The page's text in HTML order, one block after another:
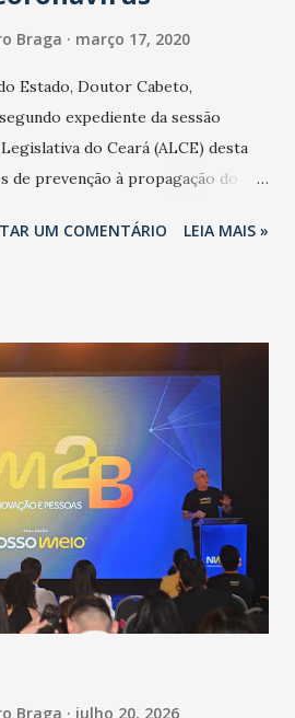
Braga março 17, 2020
Estado, Doutor Cabeto,
expediente da sessão
do Ceará (ALCE) desta
de prevenção à propagação do
Estado na contenção da
cuidados com os ambientes
não estamos vivendo uma
temos em todos os anos, com
influenza ou H1N1. Trata-se
vírus diferente, com um poder de
outros coronavírus”, apontou o
é uma epidemia com chance de
gerar um grande risco à
saúde. “Precisamos saber fazer a
doença, para não so...
UM COMENTÁRIO LEIA MAIS »
Braga julho 20, 2026